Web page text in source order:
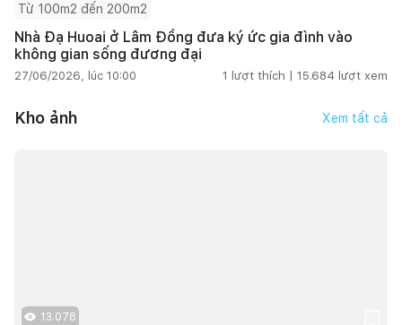
Từ 100m2 đến 200m2
Nhà Đạ Huoai ở Lâm Đồng đưa ký ức gia đình vào
không gian sống đương đại
27/06/2026, lúc 10:00 1 lượt thích | 15.684 lượt xem
Kho ảnh Xem tất cả
13.078